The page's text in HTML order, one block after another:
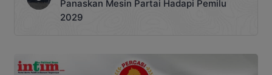
Panaskan Mesin Partai Hadapi Pemilu
2029